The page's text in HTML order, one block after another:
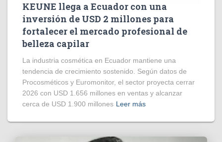
KEUNE llega a Ecuador con una
inversión de USD 2 millones para
fortalecer el mercado profesional de
belleza capilar
La industria cosmética en Ecuador mantiene una
tendencia de crecimiento sostenido. Según datos de
Procosméticos y Euromonitor, el sector proyecta cerrar
2026 con USD 1.656 millones en ventas y alcanzar
cerca de USD 1.900 millones Leer más